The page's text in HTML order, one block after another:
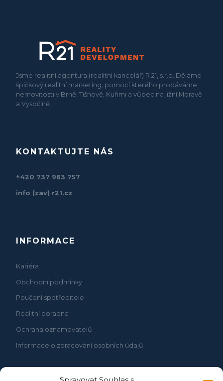
Jsme realitní agentura (realitní kancelář) R 21, s.r.o. Děláme
špičkový realitní marketing, pomocí kterého prodáváme
nemovitosti v Brně, Tišnově, Kuřimi a vůbec na jižní Moravě
a Vysočině.
KONTAKTUJTE NÁS
+420 737 963 757
info (zav) r21.cz
INFORMACE
Kariéra
Obchodní podmínky
Poučení spotřebitele
Realitní poradna
Ochrana oznamovatelů
Informace o zpracování osobních údajů